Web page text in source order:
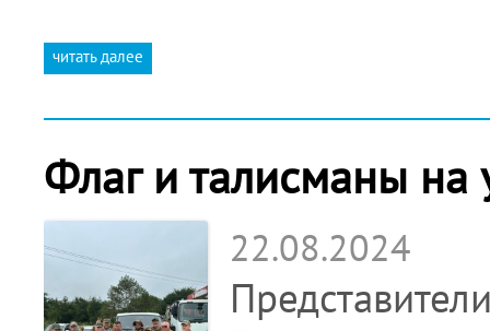
читать далее
Флаг и талисманы на
22.08.2024